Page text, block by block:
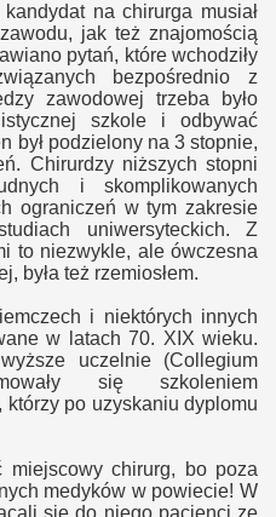
na chirurga musiał
jak też znajomością
pytań, które wchodziły
bezpośrednio z
zawodowej trzeba było
szkole i odbywać
był podzielony na 3 stopnie,
Chirurdzy niższych stopni
i skomplikowanych
ograniczeń w tym zakresie
uniwersyteckich. Z
to niezwykle, ale ówczesna
była też rzemiosłem.
i niektórych innych
w latach 70. XIX wieku.
uczelnie (Collegium
się szkoleniem
, którzy po uzyskaniu dyplomu
chirurg, bo poza
medyków w powiecie! W
się do niego pacjenci ze